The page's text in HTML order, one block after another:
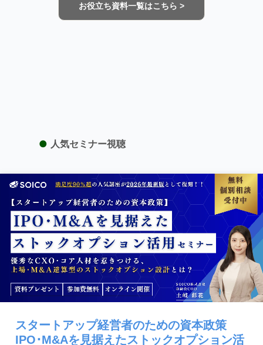
お役立ち資料一覧はこちら >
● 人気セミナー視聴
スタートアップ経営者のための資本政策
IPO･M&Aを見据えたストックオプション活